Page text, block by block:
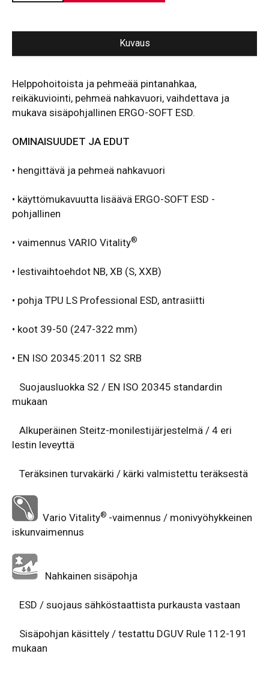
Kuvaus
Helppohoitoista ja pehmeää pintanahkaa,
reikäkuviointi, pehmeä nahkavuori, vaihdettava ja
mukava sisäpohjallinen ERGO-SOFT ESD.
OMINAISUUDET JA EDUT
• hengittävä ja pehmeä nahkavuori
• käyttömukavuutta lisäävä ERGO-SOFT ESD -
pohjallinen
• vaimennus VARIO Vitality®
• lestivaihtoehdot NB, XB (S, XXB)
• pohja TPU LS Professional ESD, antrasiitti
• koot 39-50 (247-322 mm)
• EN ISO 20345:2011 S2 SRB
Suojausluokka S2 / EN ISO 20345 standardin
mukaan
Alkuperäinen Steitz-monilestijärjestelmä / 4 eri
lestin leveyttä
Teräksinen turvakärki / kärki valmistettu teräksestä
Vario Vitality® -vaimennus / monivyöhykkeinen
iskunvaimennus
Nahkainen sisäpohja
ESD / suojaus sähköstaattista purkausta vastaan
Sisäpohjan käsittely / testattu DGUV Rule 112-191
mukaan